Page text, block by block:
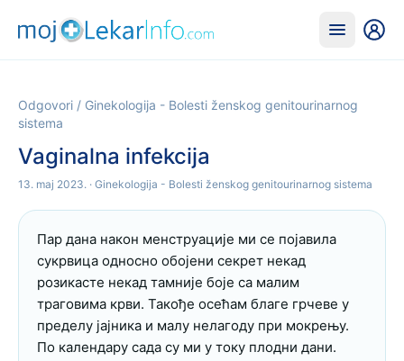
Odgovori / Ginekologija - Bolesti ženskog genitourinarnog
sistema
Vaginalna infekcija
13. maj 2023. · Ginekologija - Bolesti ženskog genitourinarnog sistema
Пар дана након менструације ми се појавила
сукрвица односно обојени секрет некад
розикасте некад тамније боје са малим
траговима крви. Такође осећам благе грчеве у
пределу јајника и малу нелагоду при мокрењу.
По календару сада су ми у току плодни дани.